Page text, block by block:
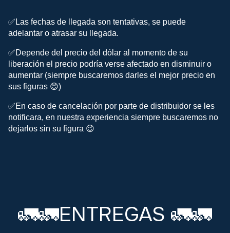
✅Las fechas de llegada son tentativas, se puede
adelantar o atrasar su llegada.
✅Depende del precio del dólar al momento de su
liberación el precio podría verse afectado en disminuir o
aumentar (siempre buscaremos darles el mejor precio en
sus figuras 😊)
✅En caso de cancelación por parte de distribuidor se les
notificara, en nuestra experiencia siempre buscaremos no
dejarlos sin su figura 😉
🚛🚛ENTREGAS 🚛🚛